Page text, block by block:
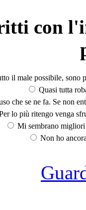
con
il male possibile, sono
Quasi tutta
che se ne fa. Se non
lo più ritengo venga
Mi sembrano
Non ho